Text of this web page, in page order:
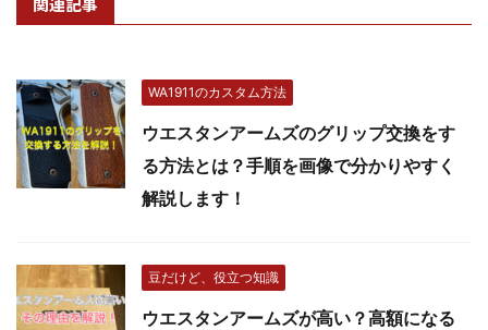
WA1911のカスタム方法
ウエスタンアームズのグリップ交換をす
る方法とは？手順を画像で分かりやすく
解説します！
豆だけど、役立つ知識
ウエスタンアームズが高い？高額になる